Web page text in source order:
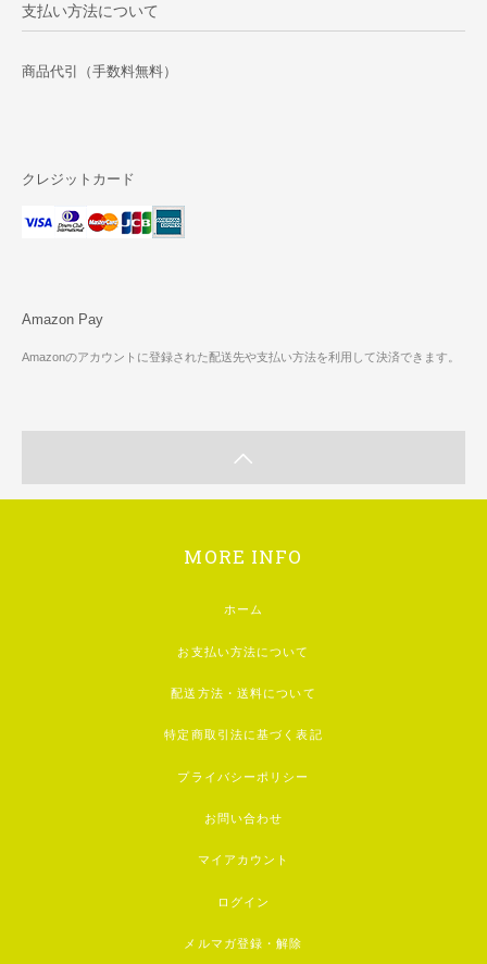
支払い方法について
商品代引（手数料無料）
クレジットカード
Amazon Pay
Amazonのアカウントに登録された配送先や支払い方法を利用して決済できます。
MORE INFO
ホーム
お支払い方法について
配送方法・送料について
特定商取引法に基づく表記
プライバシーポリシー
お問い合わせ
マイアカウント
ログイン
メルマガ登録・解除